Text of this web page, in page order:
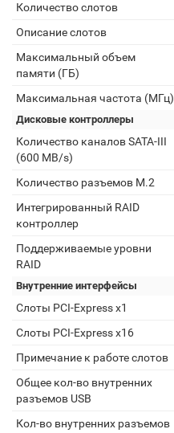
Количество слотов
Описание слотов
Максимальный объем
памяти (ГБ)
Максимальная частота (МГц)
Дисковые контроллеры
Количество каналов SATA-III
(600 MB/s)
Количество разъемов M.2
Интегрированный RAID
контроллер
Поддерживаемые уровни
RAID
Внутренние интерфейсы
Слоты PCI-Express x1
Слоты PCI-Express x16
Примечание к работе слотов
Общее кол-во внутренних
разъемов USB
Кол-во внутренних разъемов